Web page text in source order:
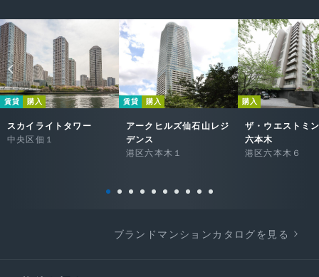
賃貸 購入
スカイライトタワー
中央区佃１
賃貸 購入
アークヒルズ仙石山レジ
デンス
港区六本木１
購入
ザ・ウエストミ
六本木
港区六本木６
ブランドマンションカタログを見る